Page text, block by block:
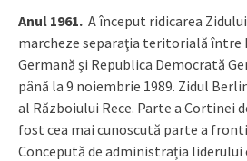
Anul 1961. A început ridicarea
marcheze separaţia teritorială între
Germană şi Republica Democrată
până la 9 noiembrie 1989. Zidul
al Războiului Rece. Parte a Cortinei
fost cea mai cunoscută parte a
Concepută de administrația